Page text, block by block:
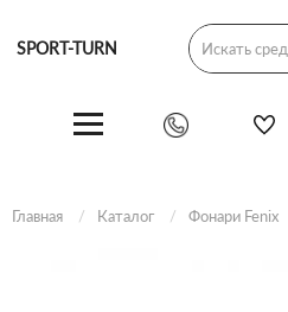
SPORT-TURN
Главная Каталог Фонари Fenix